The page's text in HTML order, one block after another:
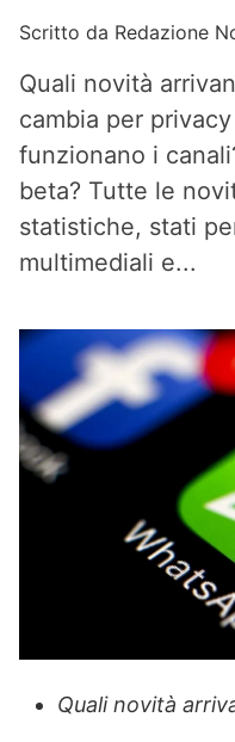
Scritto da Redazione
Quali novità
cambia per
funzionano i
beta? Tutte le
statistiche, stati
multimediali e...
Quali novità